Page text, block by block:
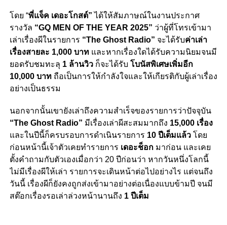
โดย “พี่แจ็ค เดอะโกสต์” ได้ให้สัมภาษณ์ในงานประกาศ
รางวัล “GQ MEN OF THE YEAR 2025” ว่าผู้ที่โทรเข้ามา
เล่าเรื่องผีในรายการ “The Ghost Radio” จะได้รับค่าเล่า
เรื่องสายละ 1,000 บาทและหากเรื่องใดได้รับความนิยมจนมี
ยอดรับชมทะลุ 1 ล้านวิวก็จะได้รับ โบนัสพิเศษเพิ่มอีก
10,000 บาทถือเป็นการให้กำลังใจและให้เกียรติกับผู้เล่าเรื่อง
อย่างเป็นธรรม
นอกจากนั้นเขายังเล่าถึงความสำเร็จของรายการว่าปัจจุบัน
“The Ghost Radio” มีเรื่องเล่าผีสะสมมากถึง 15,000 เรื่อง
และในปีนี้ก็ครบรอบการดำเนินรายการ 10 ปีเต็มแล้วโดย
ก่อนหน้านี้เจ้าตัวเคยทำรายการ เดอะช็อกมาก่อน และเคย
ตั้งคำถามกับตัวเองเมื่อกว่า 20 ปีก่อนว่า หากวันหนึ่งโลกนี้
ไม่มีเรื่องผีให้เล่า รายการจะเดินหน้าต่อไปอย่างไร แต่จนถึง
วันนี้ เรื่องผีก็ยังคงถูกส่งเข้ามาอย่างต่อเนื่องแบบข้ามปี จนมี
สต๊อกเรื่องรอเล่าล่วงหน้านานถึง 1 ปีเต็ม